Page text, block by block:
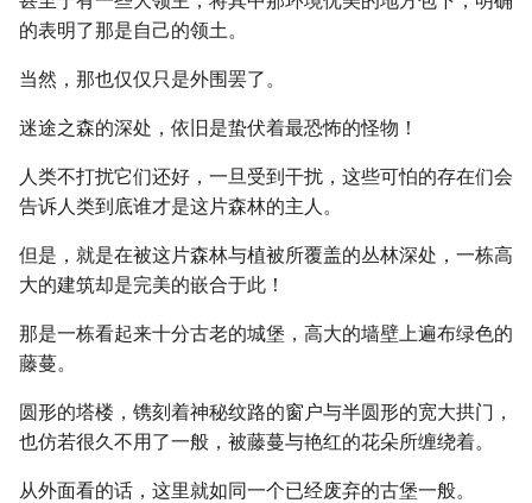
的表明了那是自己的领土。
当然，那也仅仅只是外围罢了。
迷途之森的深处，依旧是蛰伏着最恐怖的怪物！
人类不打扰它们还好，一旦受到干扰，这些可怕的存在们会
告诉人类到底谁才是这片森林的主人。
但是，就是在被这片森林与植被所覆盖的丛林深处，一栋高
大的建筑却是完美的嵌合于此！
那是一栋看起来十分古老的城堡，高大的墙壁上遍布绿色的
藤蔓。
圆形的塔楼，镌刻着神秘纹路的窗户与半圆形的宽大拱门，
也仿若很久不用了一般，被藤蔓与艳红的花朵所缠绕着。
从外面看的话，这里就如同一个已经废弃的古堡一般。